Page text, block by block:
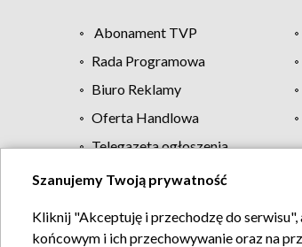
Abonament TVP
Rada Programowa
Biuro Reklamy
Oferta Handlowa
Telegazeta ogłoszenia
Szanujemy Twoją prywatność
Kliknij "Akceptuję i przechodzę do
końcowym i ich przechowywanie oraz na